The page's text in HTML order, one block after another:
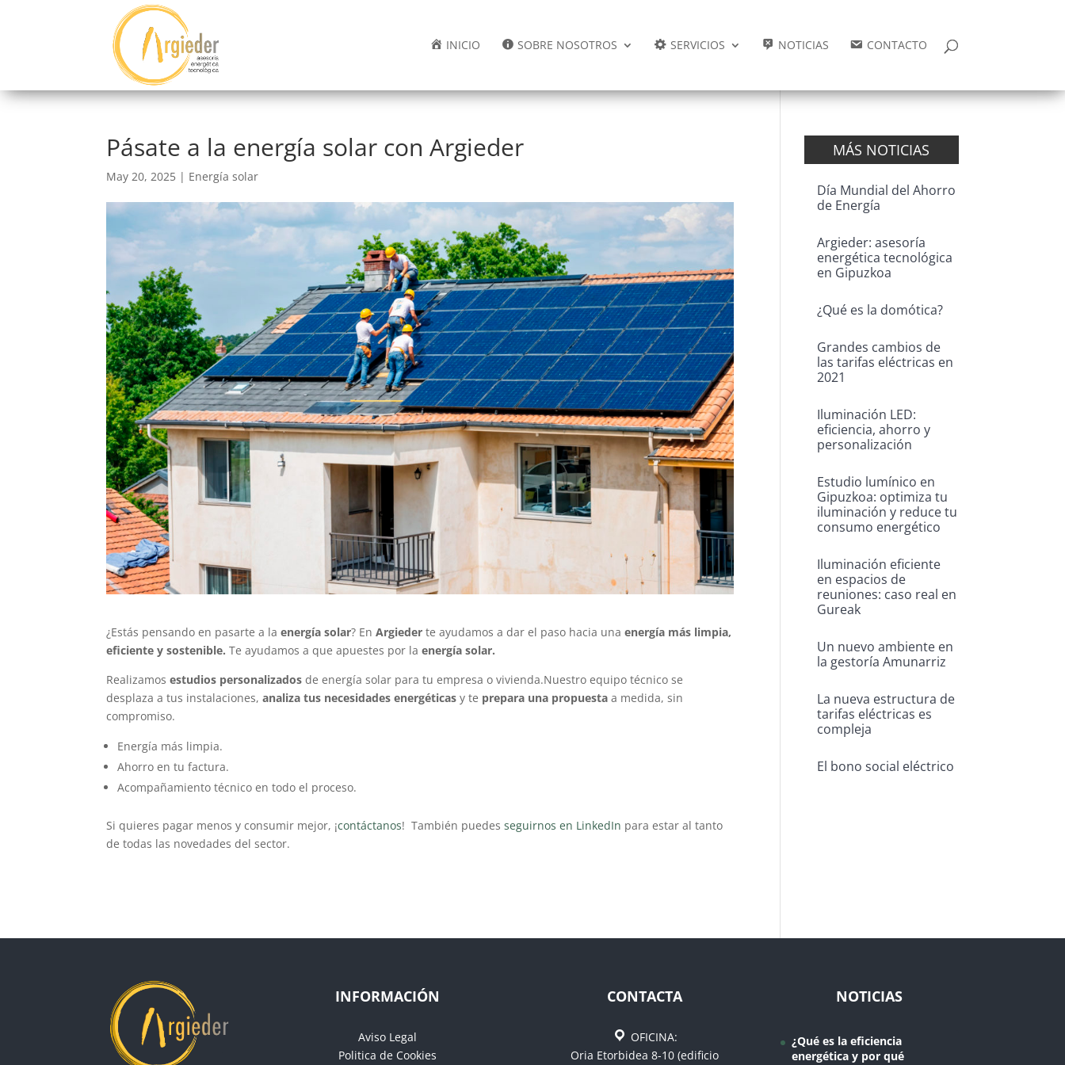
INICIO SOBRE NOSOTROS SERVICIOS NOTICIAS CONTACTO
Pásate a la energía solar con Argieder
May 20, 2025 | Energía solar
¿Estás pensando en pasarte a laenergía solar? EnArgieder te ayudamos a dar el paso hacia unaenergía más limpia,
eficiente y sostenible.Te ayudamos a que apuestes por la energía solar.
Realizamos estudios personalizados de energía solar para tu empresa o vivienda.Nuestro equipo técnico se
desplaza a tus instalaciones,analiza tus necesidades energéticas y te prepara una propuesta a medida, sin
compromiso.
Energía más limpia.
Ahorro en tu factura.
Acompañamiento técnico en todo el proceso.
Si quieres pagar menos y consumir mejor, ¡contáctanos! También puedesseguirnos en LinkedIn para estar al tanto
de todas las novedades del sector.
MÁS NOTICIAS
Día Mundial del Ahorro
de Energía
Argieder: asesoría
energética tecnológica
en Gipuzkoa
¿Qué es la domótica?
Grandes cambios de
las tarifas eléctricas en
2021
Iluminación LED:
eficiencia, ahorro y
personalización
Estudio lumínico en
Gipuzkoa: optimiza tu
iluminación y reduce tu
consumo energético
Iluminación eficiente
en espacios de
reuniones: caso real en
Gureak
Un nuevo ambiente en
la gestoría Amunarriz
La nueva estructura de
tarifas eléctricas es
compleja
El bono social eléctrico
INFORMACIÓN
Aviso Legal
Politica de Cookies
CONTACTA
OFICINA:
Oria Etorbidea 8-10 (edificio
NOTICIAS
¿Qué es la eficiencia
energética y por qué